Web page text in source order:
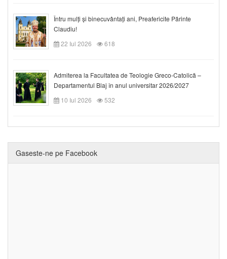
Întru mulți și binecuvântați ani, Preafericite Părinte
Claudiu!
22 Iul 2026
618
Admiterea la Facultatea de Teologie Greco-Catolică –
Departamentul Blaj în anul universitar 2026/2027
10 Iul 2026
532
Gaseste-ne pe Facebook